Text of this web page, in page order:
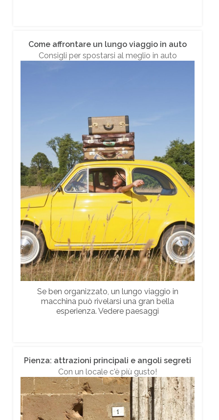
Come affrontare un lungo viaggio in auto
Consigli per spostarsi al meglio in auto
Se ben organizzato, un lungo viaggio in
macchina può rivelarsi una gran bella
esperienza. Vedere paesaggi
Pienza: attrazioni principali e angoli segreti
Con un locale c'è più gusto!